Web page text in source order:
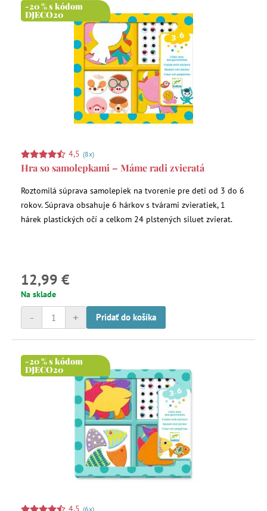
-20 % s kódom
DJECO20
4,5 (8x)
Hra so samolepkami – Máme radi zvieratá
Roztomilá súprava samolepiek na tvorenie pre deti od 3 do 6
rokov. Súprava obsahuje 6 hárkov s tvárami zvieratiek, 1
hárek plastických očí a celkom 24 plstených siluet zvierat.
12,99 €
Na sklade
+
- Pridať do košíka
-20 % s kódom
DJECO20
4,5 (6x)